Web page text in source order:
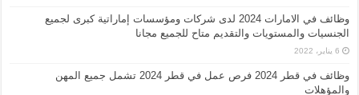
وظائف في الامارات 2024 لدى شركات ومؤسسات إماراتية كبرى لجميع
الجنسيات والمستويات والتقديم متاح للجميع مجانا
6 يناير، 2022
وظائف في قطر 2024 فرص عمل في قطر 2024 تشمل جميع المهن
والمؤهلات